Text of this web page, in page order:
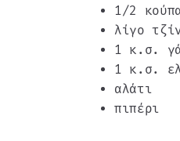
1/2
λίγο
1 κ.σ.
1 κ.σ.
αλάτι
πιπέρι